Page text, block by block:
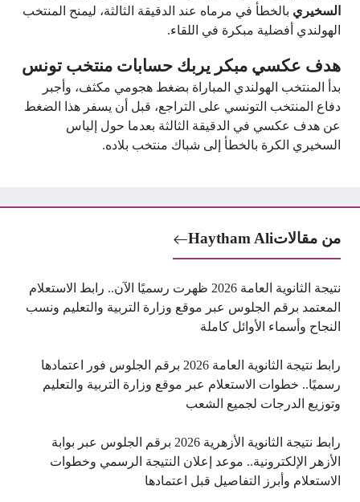
السخيري بالخطأ في مرماه عند الدقيقة الثالثة، ليمنح المنتخب
الهولندي أفضلية مبكرة في اللقاء.
هدف عكسي مبكر يربك حسابات منتخب تونس
بدأ المنتخب الهولندي المباراة بضغط هجومي مكثف، وأجبر
دفاع المنتخب التونسي على التراجع، قبل أن يسفر هذا الضغط
عن هدف عكسي في الدقيقة الثالثة بعدما حول إلياس
السخيري الكرة بالخطأ إلى شباك منتخب بلاده.
من مقالاتHaytham Ali
نتيجة الثانوية العامة 2026 ظهرت رسميًا الآن.. رابط الاستعلام
المعتمد برقم الجلوس عبر موقع وزارة التربية والتعليم ونسب
النجاح وأسماء الأوائل كاملة
رابط نتيجة الثانوية العامة 2026 برقم الجلوس فور اعتمادها
رسميًا.. خطوات الاستعلام عبر موقع وزارة التربية والتعليم
وتوزيع الدرجات لجميع الشعب
رابط نتيجة الثانوية الأزهرية 2026 برقم الجلوس عبر بوابة
الأزهر الإلكترونية.. موعد إعلان النتيجة الرسمي وخطوات
الاستعلام وأبرز التفاصيل قبل اعتمادها